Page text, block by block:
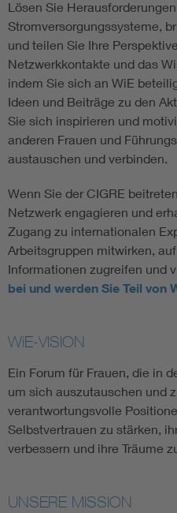
Lösen Sie
Stromversorgungssysteme,
und teilen Sie Ihre
Netzwerkkontakte und das
indem Sie sich an WiE
Ideen und Beiträge zu den
Sie sich inspirieren und
anderen Frauen und
austauschen und verbinden.
Wenn Sie der CIGRE
Netzwerk engagieren und
Zugang zu internationalen
Arbeitsgruppen mitwirken,
Informationen zugreifen und
bei und werden Sie Teil von
WiE-VISION
Ein Forum für Frauen, die in
um sich auszutauschen und
verantwortungsvolle
Selbstvertrauen zu stärken,
verbessern und ihre Träume
UNSERE MISSION